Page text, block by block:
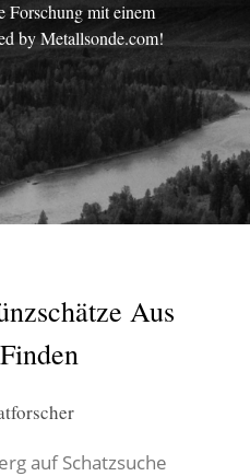
Forschung mit einem
by Metallsonde.com!
Aus
auf Schatzsuche